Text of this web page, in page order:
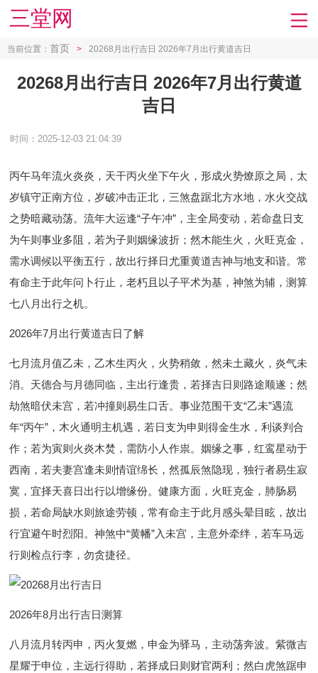
三堂网
当前位置： 首页 > 20268月出行吉日 2026年7月出行黄道吉日
20268月出行吉日 2026年7月出行黄道
吉日
时间：2025-12-03 21:04:39
丙午马年流火炎炎，天干丙火坐下午火，形成火势燎原之局，太
岁镇守正南方位，岁破冲击正北，三煞盘踞北方水地，水火交战
之势暗藏动荡。流年大运逢“子午冲”，主全局变动，若命盘日支
为午则事业多阻，若为子则姻缘波折；然木能生火，火旺克金，
需水调候以平衡五行，故出行择日尤重黄道吉神与地支和谐。常
有命主于此年问卜行止，老朽且以子平术为基，神煞为辅，测算
七八月出行之机。
2026年7月出行黄道吉日了解
七月流月值乙未，乙木生丙火，火势稍敛，然未土藏火，炎气未
消。天德合与月德同临，主出行逢贵，若择吉日则路途顺遂；然
劫煞暗伏未宫，若冲撞则易生口舌。事业范围干支“乙未”遇流
年“丙午”，木火通明主机遇，若日支为申则得金生水，利谈判合
作；若为寅则火炎木焚，需防小人作祟。姻缘之事，红鸾星动于
西南，若夫妻宫逢未则情谊绵长，然孤辰煞隐现，独行者易生寂
寞，宜择天喜日出行以增缘份。健康方面，火旺克金，肺肠易
损，若命局缺水则旅途劳顿，常有命主于此月感头晕目眩，故出
行宜避午时烈阳。神煞中“黄幡”入未宫，主意外牵绊，若车马远
行则检点行李，勿贪捷径。
2026年8月出行吉日测算
八月流月转丙申，丙火复燃，申金为驿马，主动荡奔波。紫微吉
星耀于申位，主远行得助，若择成日则财官两利；然白虎煞踞申